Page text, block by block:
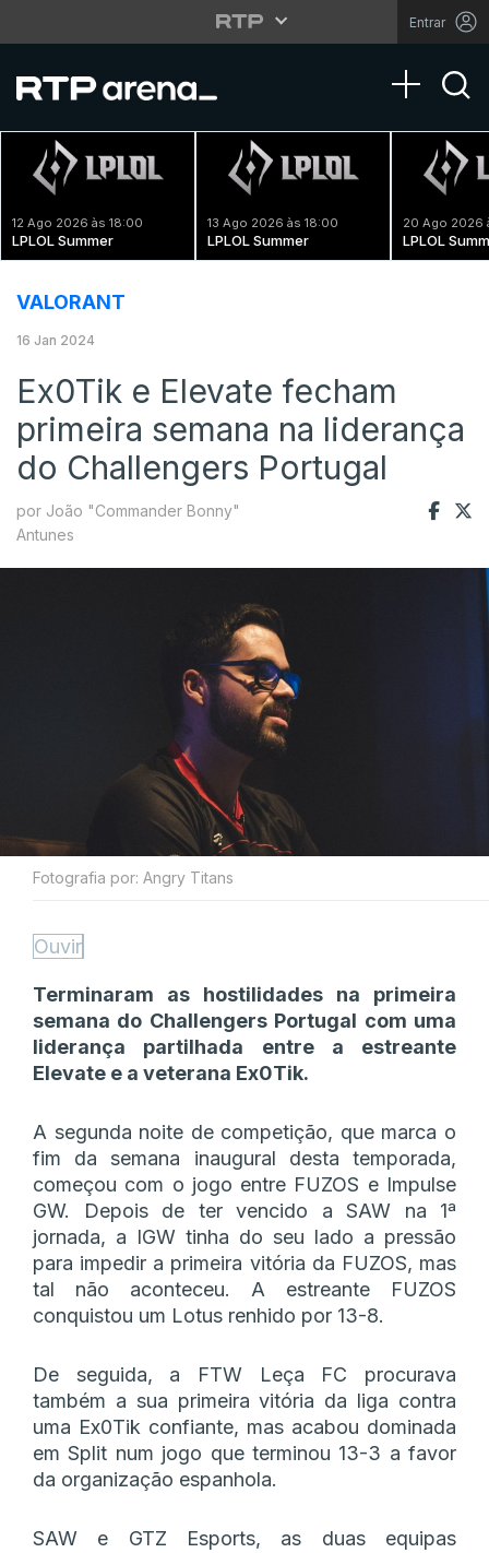
Entrar
Toggle
12 Ago 2026 às 18:00
LPLOL Summer
13 Ago 2026 às 18:00
LPLOL Summer
20 Ago 2026
LPLOL
VALORANT
16 Jan 2024
Ex0Tik e Elevate fecham
primeira semana na liderança
do Challengers Portugal
por João "Commander Bonny"
Antunes
Fotografia por: Angry Titans
Ouvir
Terminaram as hostilidades na primeira
semana do Challengers Portugal com uma
liderança partilhada entre a estreante
Elevate e a veterana Ex0Tik.
A segunda noite de competição, que marca o
fim da semana inaugural desta temporada,
começou com o jogo entre FUZOS e Impulse
GW. Depois de ter vencido a SAW na 1ª
jornada, a IGW tinha do seu lado a pressão
para impedir a primeira vitória da FUZOS, mas
tal não aconteceu. A estreante FUZOS
conquistou um Lotus renhido por 13-8.
De seguida, a FTW Leça FC procurava
também a sua primeira vitória da liga contra
uma Ex0Tik confiante, mas acabou dominada
em Split num jogo que terminou 13-3 a favor
da organização espanhola.
SAW e GTZ Esports, as duas equipas